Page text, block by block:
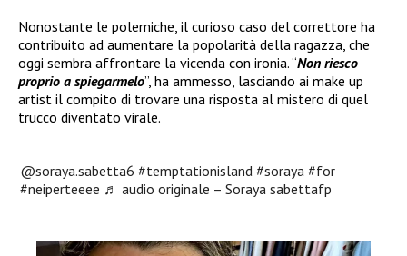
Nonostante le polemiche, il curioso caso del correttore ha
contribuito ad aumentare la popolarità della ragazza, che
oggi sembra affrontare la vicenda con ironia. “Non riesco
proprio a spiegarmelo”, ha ammesso, lasciando ai make up
artist il compito di trovare una risposta al mistero di quel
trucco diventato virale.
@soraya.sabetta6 #temptationisland #soraya #for
#neiperteeee ♬ audio originale – Soraya sabettafp